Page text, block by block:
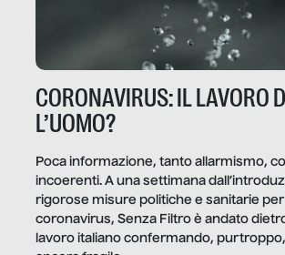
CORONAVIRUS: IL LAVORO
L’UOMO?
Poca informazione, tanto allarmismo,
incoerenti. A una settimana
rigorose misure politiche e sanitarie per
coronavirus, Senza Filtro è andato
lavoro italiano confermando,